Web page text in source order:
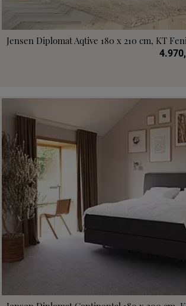
Jensen Diplomat Aqtive 180 x 210 cm, KT